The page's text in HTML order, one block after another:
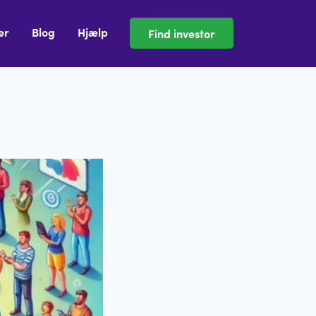
(current)
Blog Hjælp Find investor